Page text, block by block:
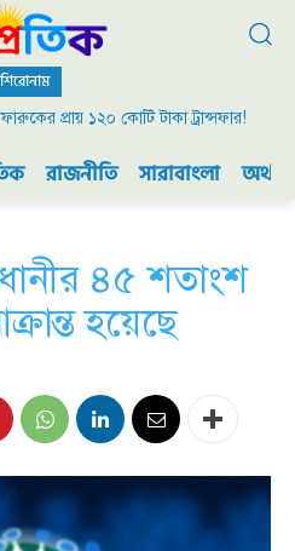
শিরোনাম
প্রায় ১২০ কোটি টাকা ট্রান্সফার!
রাজনীতি সারাবাংলা
৪৫ শতাংশ
হয়েছে